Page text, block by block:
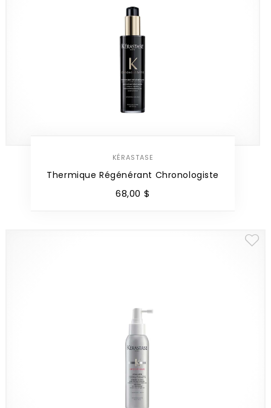
KÉRASTASE
Thermique Régénérant Chronologiste
68,00 $